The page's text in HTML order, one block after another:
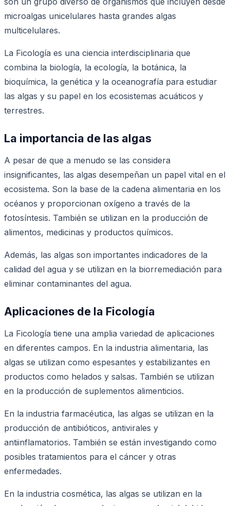
microalgas unicelulares hasta grandes algas
multicelulares.
La Ficología es una ciencia interdisciplinaria que
combina la biología, la ecología, la botánica, la
bioquímica, la genética y la oceanografía para estudiar
las algas y su papel en los ecosistemas acuáticos y
terrestres.
La importancia de las algas
A pesar de que a menudo se las considera
insignificantes, las algas desempeñan un papel vital en el
ecosistema. Son la base de la cadena alimentaria en los
océanos y proporcionan oxígeno a través de la
fotosíntesis. También se utilizan en la producción de
alimentos, medicinas y productos químicos.
Además, las algas son importantes indicadores de la
calidad del agua y se utilizan en la biorremediación para
eliminar contaminantes del agua.
Aplicaciones de la Ficología
La Ficología tiene una amplia variedad de aplicaciones
en diferentes campos. En la industria alimentaria, las
algas se utilizan como espesantes y estabilizantes en
productos como helados y salsas. También se utilizan
en la producción de suplementos alimenticios.
En la industria farmacéutica, las algas se utilizan en la
producción de antibióticos, antivirales y
antiinflamatorios. También se están investigando como
posibles tratamientos para el cáncer y otras
enfermedades.
En la industria cosmética, las algas se utilizan en la